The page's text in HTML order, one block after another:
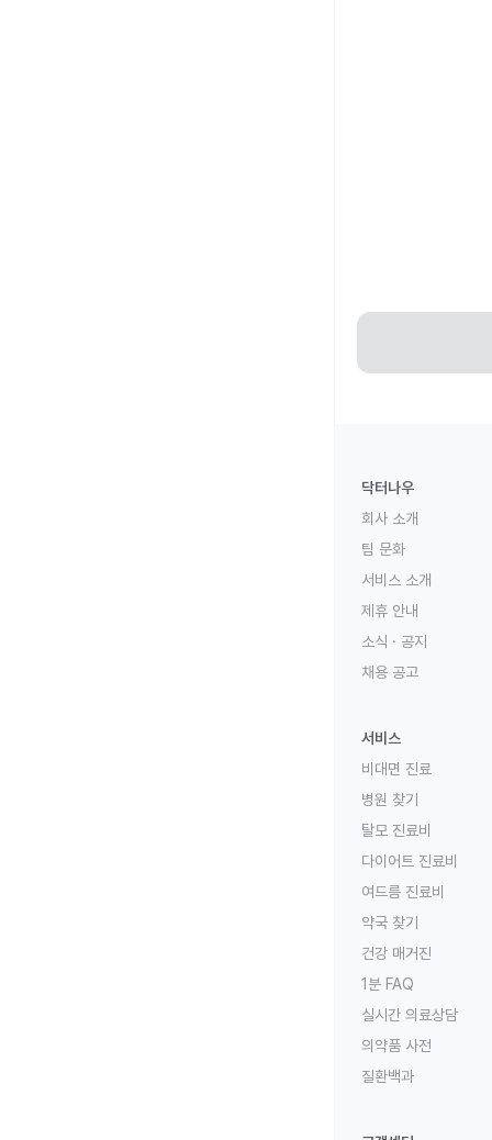
닥터나우
회사 소개
팀 문화
서비스 소개
제휴 안내
소식 · 공지
채용 공고
서비스
비대면 진료
병원 찾기
탈모 진료비
다이어트 진료비
여드름 진료비
약국 찾기
건강 매거진
1분 FAQ
실시간 의료상담
의약품 사전
질환백과